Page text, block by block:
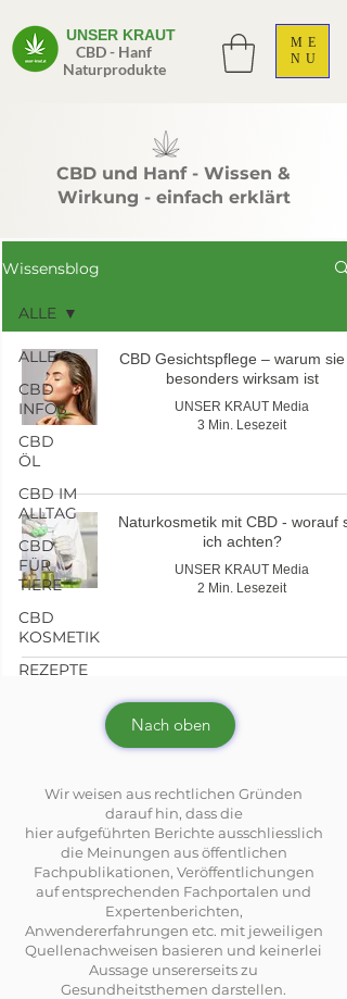
UNSER KRAUT
CBD - Hanf
Naturprodukte
ME
NU
CBD und Hanf - Wissen &
Wirkung - einfach erklärt
Wissensblog
ALLE
CBD
INFOS
CBD
ÖL
CBD IM
ALLTAG
CBD
FÜR
TIERE
CBD
KOSMETIK
REZEPTE
ALLE
CBD Gesichtspflege – warum sie
besonders wirksam ist
UNSER KRAUT Media
3 Min. Lesezeit
Naturkosmetik mit CBD - worauf
ich achten?
UNSER KRAUT Media
2 Min. Lesezeit
Nach oben
Wir weisen aus rechtlichen Gründen
darauf hin, dass die
hier aufgeführten Berichte ausschliesslich
die Meinungen aus öffentlichen
Fachpublikationen, Veröffentlichungen
auf entsprechenden Fachportalen und
Expertenberichten,
Anwendererfahrungen etc. mit jeweiligen
Quellenachweisen basieren und keinerlei
Aussage unsererseits zu
Gesundheitsthemen darstellen.